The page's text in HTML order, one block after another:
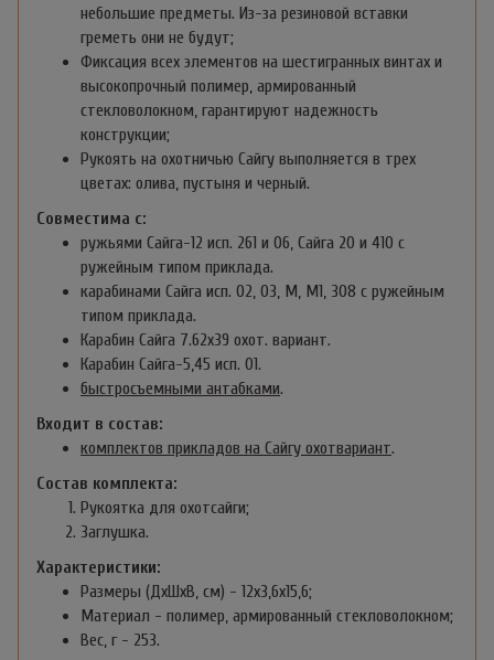
небольшие предметы. Из-за резиновой вставки
греметь они не будут;
Фиксация всех элементов на шестигранных винтах и
высокопрочный полимер, армированный
стекловолокном, гарантируют надежность
конструкции;
Рукоять на охотничью Сайгу выполняется в трех
цветах: олива, пустыня и черный.
Совместима с:
ружьями Сайга-12 исп. 261 и 06, Сайга 20 и 410 с
ружейным типом приклада.
карабинами Сайга исп. 02, 03, М, М1, 308 с ружейным
типом приклада.
Карабин Cайга 7.62х39 охот. вариант.
Карабин Сайга-5,45 исп. 01.
быстросъемными антабками.
Входит в состав:
комплектов прикладов на Сайгу охотвариант.
Состав комплекта:
Рукоятка для охотсайги;
Заглушка.
Характеристики:
Размеры (ДхШхВ, см) - 12х3,6х15,6;
Материал - полимер, армированный стекловолокном;
Вес, г - 253.